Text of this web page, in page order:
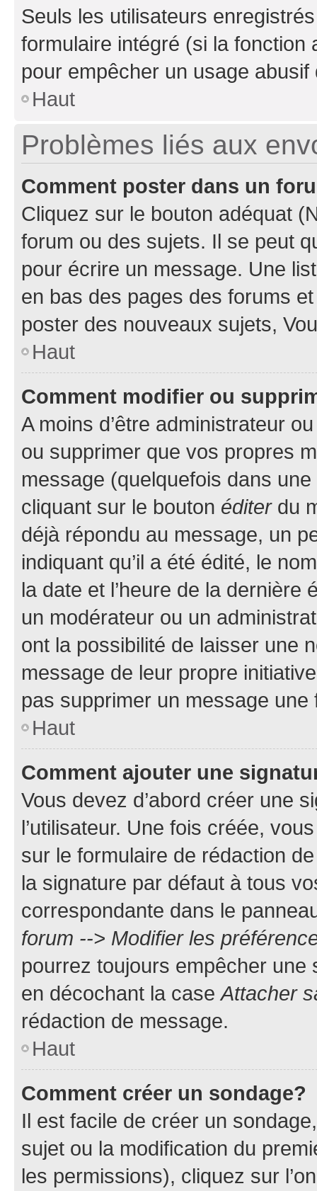
Seuls les utilisateurs
formulaire intégré (si la fonction
pour empêcher un usage
Haut
Problèmes liés aux
Comment poster dans un
Cliquez sur le bouton adéquat
forum ou des sujets. Il se peut
pour écrire un message. Une
en bas des pages des forums
poster des nouveaux sujets,
Haut
Comment modifier ou
A moins d’être administrateur
ou supprimer que vos propres
message (quelquefois dans
cliquant sur le bouton éditerdu
déjà répondu au message, un
indiquant qu’il a été édité, le
la date et l’heure de la dernière
un modérateur ou un
ont la possibilité de laisser une
message de leur propre
pas supprimer un message une
Haut
Comment ajouter une
Vous devez d’abord créer une
l’utilisateur. Une fois créée,
sur le formulaire de rédaction
la signature par défaut à tous
correspondante dans le
forum --> Modifier les
pourrez toujours empêcher une
en décochant la caseAttacher
rédaction de message.
Haut
Comment créer un sondage?
Il est facile de créer un
sujet ou la modification du
les permissions), cliquez sur